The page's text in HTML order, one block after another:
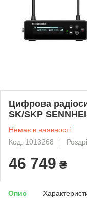
Цифрова
SK/SKP
Немає в наявності
Код: 1013268
46 749 ₴
Опис